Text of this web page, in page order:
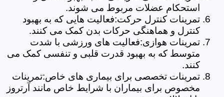
استحکام عضلات مربوط می شوند.
تمرینات کنترل حرکت:فعالیت هایی که به بهبود
کنترل و هماهنگی حرکات بدن کمک می کنند.
تمرینات هوازی:فعالیت های ورزشی با شدت
متوسط که به بهبود قدرت قلبی و تنفسی کمک می
کنند.
تمرینات تخصصی برای بیماری های خاص:تمرینات
مخصوص برای بیماران با شرایط خاص مانند آرتروز